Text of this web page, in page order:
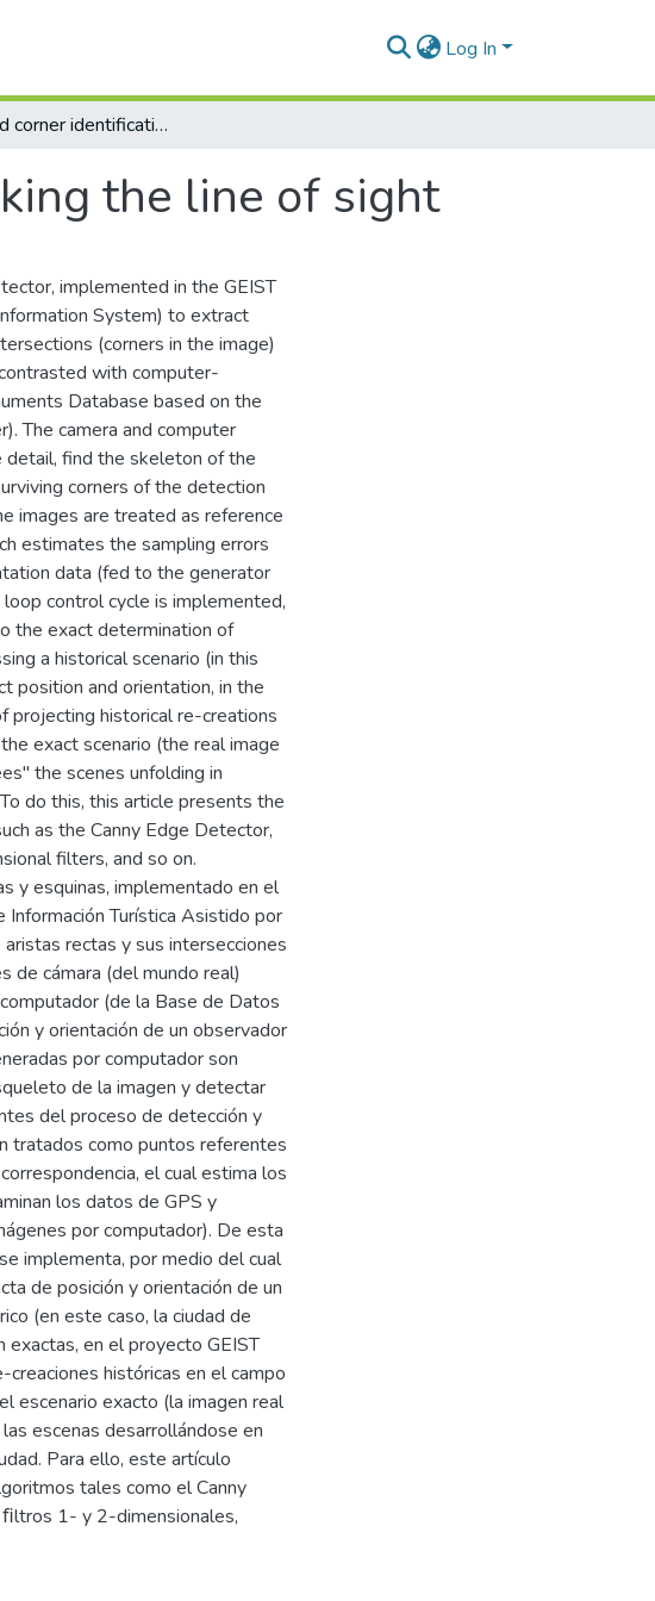
Log In
Edge and corner identification for tracking the line of sight
the line of sight
implemented in the GEIST
System) to extract
(corners in the image)
with computer-
Database based on the
The camera and computer
find the skeleton of the
corners of the detection
images are treated as reference
estimates the sampling errors
data (fed to the generator
control cycle is implemented,
the exact determination of
a historical scenario (in this
position and orientation, in the
projecting historical re-creations
exact scenario (the real image
the scenes unfolding in
do this, this article presents the
as the Canny Edge Detector,
filters, and so on.
y esquinas, implementado en el
Turística Asistido por
rectas y sus intersecciones
de cámara (del mundo real)
(de la Base de Datos
y orientación de un observador
por computador son
de la imagen y detectar
del proceso de detección y
tratados como puntos referentes
el cual estima los
los datos de GPS y
por computador). De esta
implementa, por medio del cual
de posición y orientación de un
(en este caso, la ciudad de
exactas, en el proyecto GEIST
históricas en el campo
escenario exacto (la imagen real
escenas desarrollándose en
Para ello, este artículo
tales como el Canny
1- y 2-dimensionales,